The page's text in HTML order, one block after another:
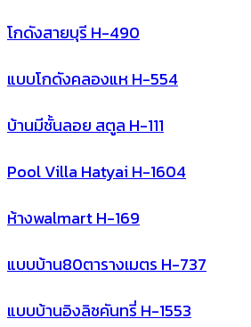
โกดังสายบุรี H-490
แบบโกดังคลองแห H-554
บ้านมีชั้นลอย สตูล H-111
Pool Villa Hatyai H-1604
ห้างwalmart H-169
แบบบ้าน80ตารางเมตร H-737
แบบบ้านอิงลิชคันทรี่ H-1553